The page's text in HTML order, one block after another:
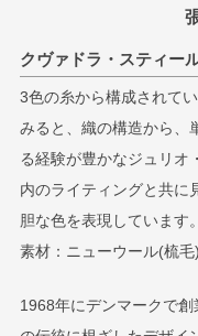
クヴァドラ・スティー
3色の糸から構成されて
みると、織の構造から、
る経験が豊かなジュリオ
内のライティングと共に
胆な色を表現しています。
素材：ニューウール(梳
1968年にデンマークで